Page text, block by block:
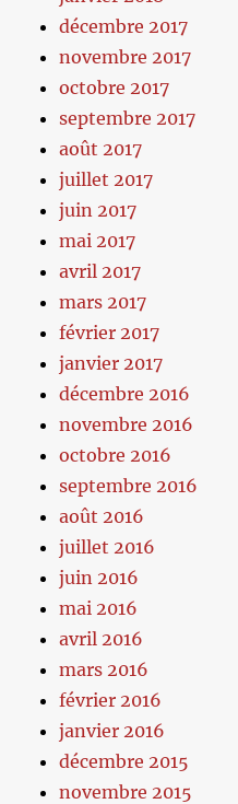
décembre 2017
novembre 2017
octobre 2017
septembre 2017
août 2017
juillet 2017
juin 2017
mai 2017
avril 2017
mars 2017
février 2017
janvier 2017
décembre 2016
novembre 2016
octobre 2016
septembre 2016
août 2016
juillet 2016
juin 2016
mai 2016
avril 2016
mars 2016
février 2016
janvier 2016
décembre 2015
novembre 2015